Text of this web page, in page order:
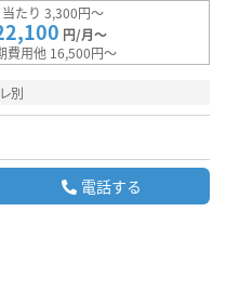
たり 3,300円～
円/月～
費用他 16,500円～
別
電話する